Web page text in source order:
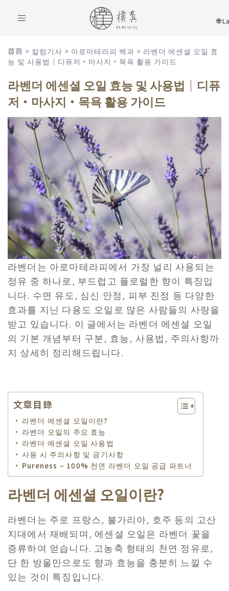
Toggle
首頁 > 칼럼기사 > 아로마테라피 백과 > 라벤더 에센셜 오일 효
능 및 사용법｜디퓨저・마사지・목욕 활용 가이드
라벤더 에센셜 오일 효능 및 사용법｜디퓨
저・마사지・목욕 활용 가이드
라벤더는 아로마테라피에서 가장 널리 사용되는
정유 중 하나로, 부드럽고 플로럴한 향이 특징입
니다. 수면 유도, 심신 안정, 피부 진정 등 다양한
효과를 지닌 다용도 오일로 많은 사람들의 사랑을
받고 있습니다. 이 글에서는 라벤더 에센셜 오일
의 기본 개념부터 구분, 효능, 사용법, 주의사항까
지 상세히 정리해드립니다.
文章目錄
라벤더 에센셜 오일이란?
라벤더 오일의 주요 효능
라벤더 에센셜 오일 사용법
사용 시 주의사항 및 금기사항
Pureness – 100% 천연 라벤더 오일 공급 파트너
라벤더 에센셜 오일이란?
라벤더는 주로 프랑스, 불가리아, 호주 등의 고산
지대에서 재배되며, 에센셜 오일은 라벤더 꽃을
증류하여 얻습니다. 고농축 형태의 천연 정유로,
단 한 방울만으로도 향과 효능을 충분히 느낄 수
있는 것이 특징입니다.